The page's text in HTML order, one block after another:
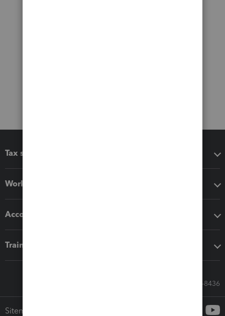
Tax software
Workflow add-ons
Accounting solutions
Training & support
Call Sales: 833-564-8436
Sitemap